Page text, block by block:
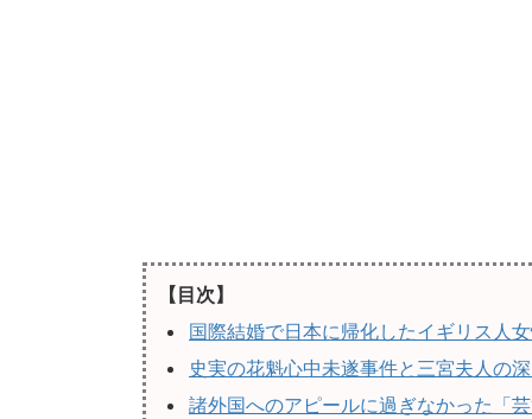
【目次】
国際結婚で日本に帰化したイギリス人
史実の花魁心中未遂事件と三宮夫人の
諸外国へのアピールに過ぎなかった「